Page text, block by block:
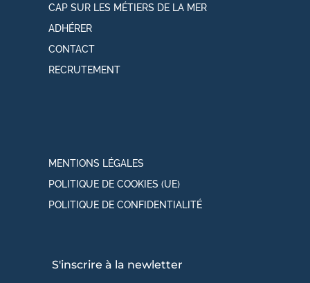
CAP SUR LES MÉTIERS DE LA MER
ADHÉRER
CONTACT
RECRUTEMENT
MENTIONS LÉGALES
POLITIQUE DE COOKIES (UE)
POLITIQUE DE CONFIDENTIALITÉ
S'inscrire à la newletter